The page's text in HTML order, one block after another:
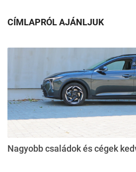
CÍMLAPRÓL AJÁNLJUK
Nagyobb családok és cégek